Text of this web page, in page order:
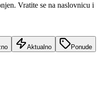
Vratite se na naslovnicu i
Aktualno Ponude